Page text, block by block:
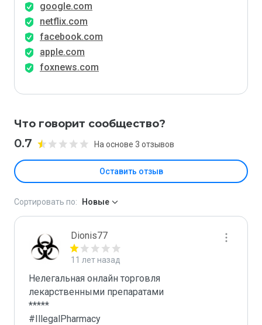
google.com
netflix.com
facebook.com
apple.com
foxnews.com
Что говорит сообщество?
0.7 На основе 3 отзывов
Оставить отзыв
Сортировать по: Новые
Dionis77
11 лет назад
Нелегальная онлайн торговля
лекарственными препаратами
*****
#IllegalPharmacy